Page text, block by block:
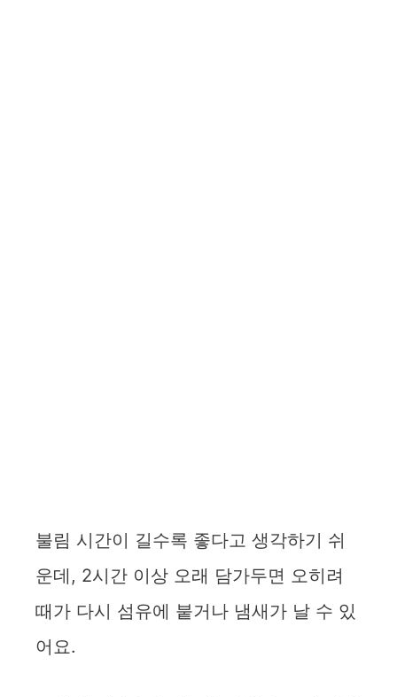
불림 시간이 길수록 좋다고 생각하기 쉬
운데, 2시간 이상 오래 담가두면 오히려
때가 다시 섬유에 붙거나 냄새가 날 수 있
어요.